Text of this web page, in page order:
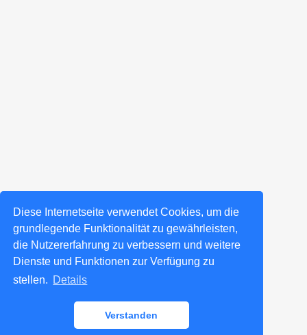
Diese Internetseite verwendet Cookies, um die
grundlegende Funktionalität zu gewährleisten,
die Nutzererfahrung zu verbessern und weitere
Dienste und Funktionen zur Verfügung zu
stellen. Details
Verstanden